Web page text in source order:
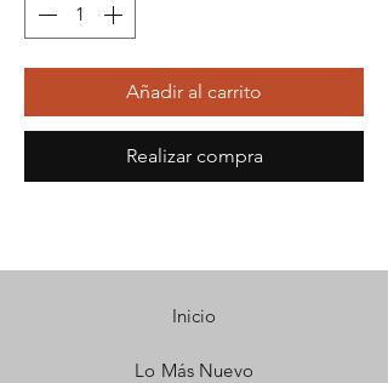
Añadir al carrito
Realizar compra
Inicio
Lo Más Nuevo